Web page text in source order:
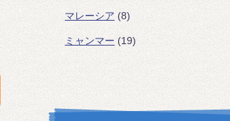
マレーシア (8)
ミャンマー(19)